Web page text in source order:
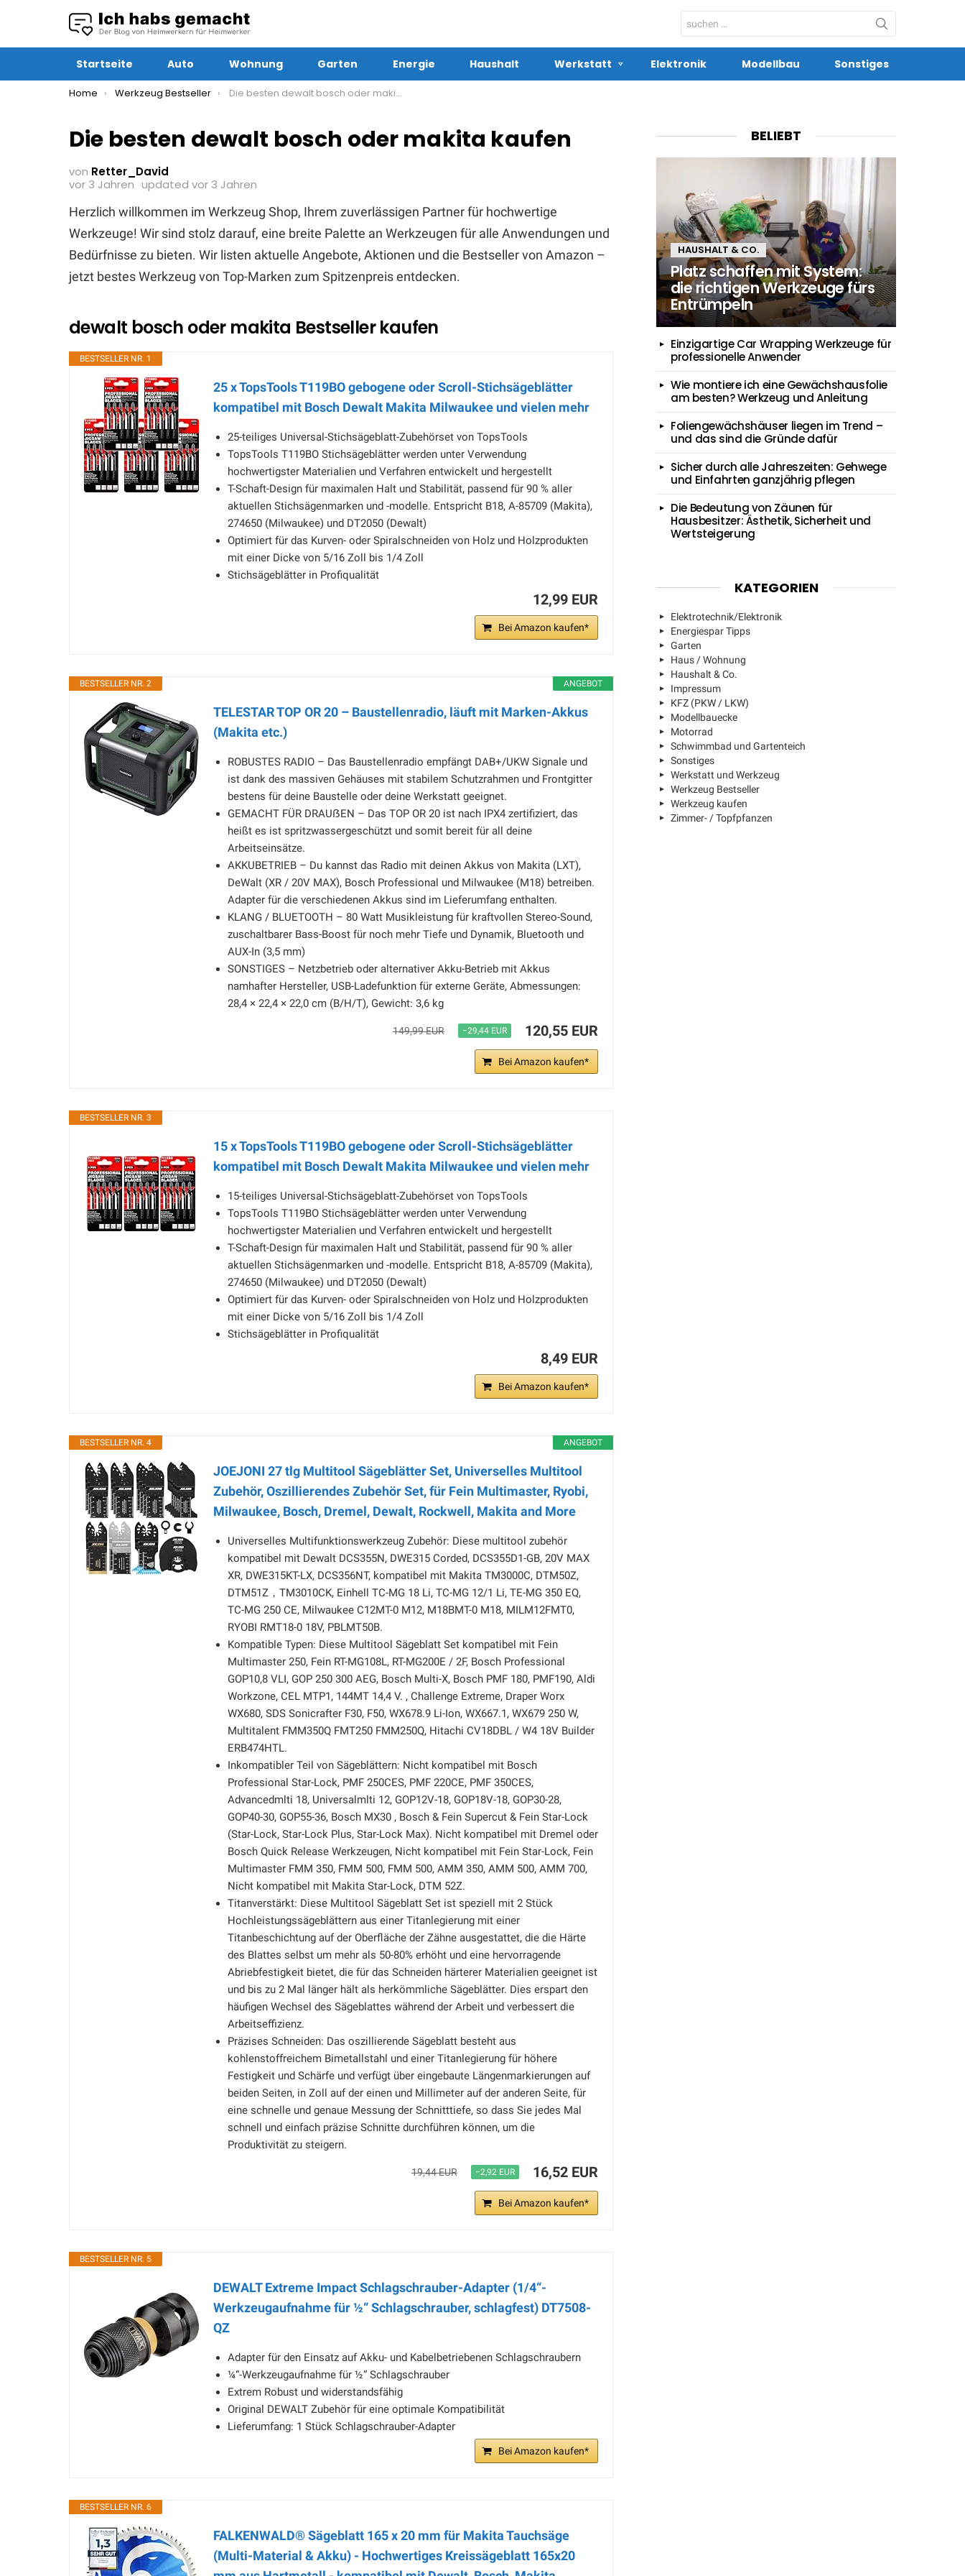
Search
for:
Startseite Auto Wohnung Garten Energie Haushalt Werkstatt Elektronik Modellbau Sonstiges
You are here:
Home Werkzeug Bestseller Die besten dewalt bosch oder makita kaufen
Die besten dewalt bosch oder makita kaufen
von Retter_David
vor 3 Jahren updated vor 3 Jahren
Herzlich willkommen im Werkzeug Shop, Ihrem zuverlässigen Partner für hochwertige
Werkzeuge! Wir sind stolz darauf, eine breite Palette an Werkzeugen für alle Anwendungen und
Bedürfnisse zu bieten. Wir listen aktuelle Angebote, Aktionen und die Bestseller von Amazon –
jetzt bestes Werkzeug von Top-Marken zum Spitzenpreis entdecken.
dewalt bosch oder makita Bestseller kaufen
BESTSELLER NR. 1
25 x TopsTools T119BO gebogene oder Scroll-Stichsägeblätter
kompatibel mit Bosch Dewalt Makita Milwaukee und vielen mehr
25-teiliges Universal-Stichsägeblatt-Zubehörset von TopsTools
TopsTools T119BO Stichsägeblätter werden unter Verwendung
hochwertigster Materialien und Verfahren entwickelt und hergestellt
T-Schaft-Design für maximalen Halt und Stabilität, passend für 90 % aller
aktuellen Stichsägenmarken und -modelle. Entspricht B18, A-85709 (Makita),
274650 (Milwaukee) und DT2050 (Dewalt)
Optimiert für das Kurven- oder Spiralschneiden von Holz und Holzprodukten
mit einer Dicke von 5/16 Zoll bis 1/4 Zoll
Stichsägeblätter in Profiqualität
12,99 EUR
Bei Amazon kaufen*
ANGEBOT
BESTSELLER NR. 2
TELESTAR TOP OR 20 – Baustellenradio, läuft mit Marken-Akkus
(Makita etc.)
ROBUSTES RADIO – Das Baustellenradio empfängt DAB+/UKW Signale und
ist dank des massiven Gehäuses mit stabilem Schutzrahmen und Frontgitter
bestens für deine Baustelle oder deine Werkstatt geeignet.
GEMACHT FÜR DRAUẞEN – Das TOP OR 20 ist nach IPX4 zertifiziert, das
heißt es ist spritzwassergeschützt und somit bereit für all deine
Arbeitseinsätze.
AKKUBETRIEB – Du kannst das Radio mit deinen Akkus von Makita (LXT),
DeWalt (XR / 20V MAX), Bosch Professional und Milwaukee (M18) betreiben.
Adapter für die verschiedenen Akkus sind im Lieferumfang enthalten.
KLANG / BLUETOOTH – 80 Watt Musikleistung für kraftvollen Stereo-Sound,
zuschaltbarer Bass-Boost für noch mehr Tiefe und Dynamik, Bluetooth und
AUX-In (3,5 mm)
SONSTIGES – Netzbetrieb oder alternativer Akku-Betrieb mit Akkus
namhafter Hersteller, USB-Ladefunktion für externe Geräte, Abmessungen:
28,4 × 22,4 × 22,0 cm (B/H/T), Gewicht: 3,6 kg
149,99 EUR −29,44 EUR 120,55 EUR
Bei Amazon kaufen*
BESTSELLER NR. 3
15 x TopsTools T119BO gebogene oder Scroll-Stichsägeblätter
kompatibel mit Bosch Dewalt Makita Milwaukee und vielen mehr
15-teiliges Universal-Stichsägeblatt-Zubehörset von TopsTools
TopsTools T119BO Stichsägeblätter werden unter Verwendung
hochwertigster Materialien und Verfahren entwickelt und hergestellt
T-Schaft-Design für maximalen Halt und Stabilität, passend für 90 % aller
aktuellen Stichsägenmarken und -modelle. Entspricht B18, A-85709 (Makita),
274650 (Milwaukee) und DT2050 (Dewalt)
Optimiert für das Kurven- oder Spiralschneiden von Holz und Holzprodukten
mit einer Dicke von 5/16 Zoll bis 1/4 Zoll
Stichsägeblätter in Profiqualität
8,49 EUR
Bei Amazon kaufen*
ANGEBOT
BESTSELLER NR. 4
JOEJONI 27 tlg Multitool Sägeblätter Set, Universelles Multitool
Zubehör, Oszillierendes Zubehör Set, für Fein Multimaster, Ryobi,
Milwaukee, Bosch, Dremel, Dewalt, Rockwell, Makita and More
Universelles Multifunktionswerkzeug Zubehör: Diese multitool zubehör
kompatibel mit Dewalt DCS355N, DWE315 Corded, DCS355D1-GB, 20V MAX
XR, DWE315KT-LX, DCS356NT, kompatibel mit Makita TM3000C, DTM50Z,
DTM51Z，TM3010CK, Einhell TC-MG 18 Li, TC-MG 12/1 Li, TE-MG 350 EQ,
TC-MG 250 CE, Milwaukee C12MT-0 M12, M18BMT-0 M18, MILM12FMT0,
RYOBI RMT18-0 18V, PBLMT50B.
Kompatible Typen: Diese Multitool Sägeblatt Set kompatibel mit Fein
Multimaster 250, Fein RT-MG108L, RT-MG200E / 2F, Bosch Professional
GOP10,8 VLI, GOP 250 300 AEG, Bosch Multi-X, Bosch PMF 180, PMF190, Aldi
Workzone, CEL MTP1, 144MT 14,4 V. , Challenge Extreme, Draper Worx
WX680, SDS Sonicrafter F30, F50, WX678.9 Li-Ion, WX667.1, WX679 250 W,
Multitalent FMM350Q FMT250 FMM250Q, Hitachi CV18DBL / W4 18V Builder
ERB474HTL.
Inkompatibler Teil von Sägeblättern: Nicht kompatibel mit Bosch
Professional Star-Lock, PMF 250CES, PMF 220CE, PMF 350CES,
Advancedmlti 18, Universalmlti 12, GOP12V-18, GOP18V-18, GOP30-28,
GOP40-30, GOP55-36, Bosch MX30 , Bosch & Fein Supercut & Fein Star-Lock
(Star-Lock, Star-Lock Plus, Star-Lock Max). Nicht kompatibel mit Dremel oder
Bosch Quick Release Werkzeugen, Nicht kompatibel mit Fein Star-Lock, Fein
Multimaster FMM 350, FMM 500, FMM 500, AMM 350, AMM 500, AMM 700,
Nicht kompatibel mit Makita Star-Lock, DTM 52Z.
Titanverstärkt: Diese Multitool Sägeblatt Set ist speziell mit 2 Stück
Hochleistungssägeblättern aus einer Titanlegierung mit einer
Titanbeschichtung auf der Oberfläche der Zähne ausgestattet, die die Härte
des Blattes selbst um mehr als 50-80% erhöht und eine hervorragende
Abriebfestigkeit bietet, die für das Schneiden härterer Materialien geeignet ist
und bis zu 2 Mal länger hält als herkömmliche Sägeblätter. Dies erspart den
häufigen Wechsel des Sägeblattes während der Arbeit und verbessert die
Arbeitseffizienz.
Präzises Schneiden: Das oszillierende Sägeblatt besteht aus
kohlenstoffreichem Bimetallstahl und einer Titanlegierung für höhere
Festigkeit und Schärfe und verfügt über eingebaute Längenmarkierungen auf
beiden Seiten, in Zoll auf der einen und Millimeter auf der anderen Seite, für
eine schnelle und genaue Messung der Schnitttiefe, so dass Sie jedes Mal
schnell und einfach präzise Schnitte durchführen können, um die
Produktivität zu steigern.
19,44 EUR −2,92 EUR 16,52 EUR
Bei Amazon kaufen*
BESTSELLER NR. 5
DEWALT Extreme Impact Schlagschrauber-Adapter (1/4“-
Werkzeugaufnahme für ½“ Schlagschrauber, schlagfest) DT7508-
QZ
Adapter für den Einsatz auf Akku- und Kabelbetriebenen Schlagschraubern
¼“-Werkzeugaufnahme für ½“ Schlagschrauber
Extrem Robust und widerstandsfähig
Original DEWALT Zubehör für eine optimale Kompatibilität
Lieferumfang: 1 Stück Schlagschrauber-Adapter
Bei Amazon kaufen*
BESTSELLER NR. 6
FALKENWALD® Sägeblatt 165 x 20 mm für Makita Tauchsäge
(Multi-Material & Akku) - Hochwertiges Kreissägeblatt 165x20
BELIEBT
HAUSHALT & CO.
Platz schaffen mit System:
die richtigen Werkzeuge fürs
Entrümpeln
Einzigartige Car Wrapping Werkzeuge für
professionelle Anwender
Wie montiere ich eine Gewächshausfolie
am besten? Werkzeug und Anleitung
Foliengewächshäuser liegen im Trend –
und das sind die Gründe dafür
Sicher durch alle Jahreszeiten: Gehwege
und Einfahrten ganzjährig pflegen
Die Bedeutung von Zäunen für
Hausbesitzer: Ästhetik, Sicherheit und
Wertsteigerung
KATEGORIEN
Elektrotechnik/Elektronik
Energiespar Tipps
Garten
Haus / Wohnung
Haushalt & Co.
Impressum
KFZ (PKW / LKW)
Modellbauecke
Motorrad
Schwimmbad und Gartenteich
Sonstiges
Werkstatt und Werkzeug
Werkzeug Bestseller
Werkzeug kaufen
Zimmer- / Topfpfanzen